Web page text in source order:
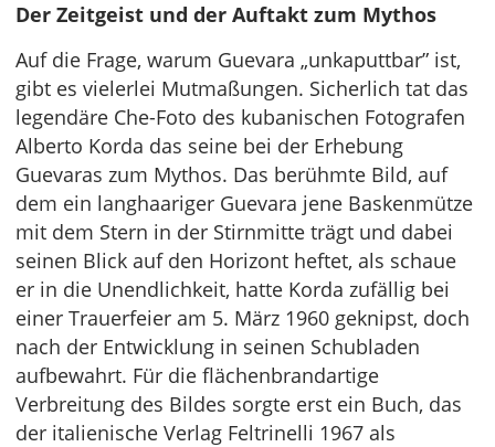
Der Zeitgeist und der Auftakt zum Mythos
Auf die Frage, warum Guevara „unkaputtbar” ist,
gibt es vielerlei Mutmaßungen. Sicherlich tat das
legendäre Che-Foto des kubanischen Fotografen
Alberto Korda das seine bei der Erhebung
Guevaras zum Mythos. Das berühmte Bild, auf
dem ein langhaariger Guevara jene Baskenmütze
mit dem Stern in der Stirnmitte trägt und dabei
seinen Blick auf den Horizont heftet, als schaue
er in die Unendlichkeit, hatte Korda zufällig bei
einer Trauerfeier am 5. März 1960 geknipst, doch
nach der Entwicklung in seinen Schubladen
aufbewahrt. Für die flächenbrandartige
Verbreitung des Bildes sorgte erst ein Buch, das
der italienische Verlag Feltrinelli 1967 als